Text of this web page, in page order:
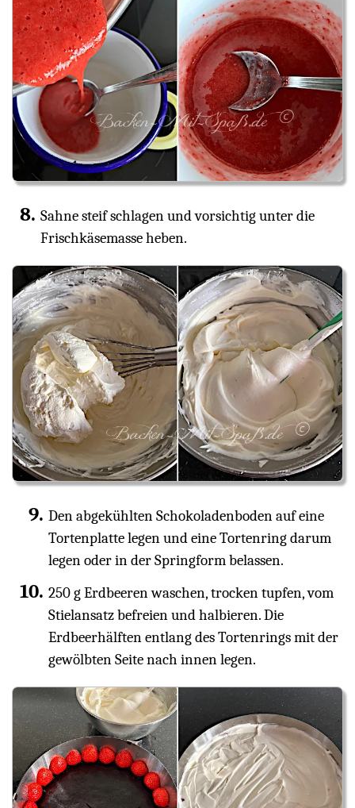
Sahne steif schlagen und vorsichtig unter die
Frischkäsemasse heben.
Den abgekühlten Schokoladenboden auf eine
Tortenplatte legen und eine Tortenring darum
legen oder in der Springform belassen.
250 g Erdbeeren waschen, trocken tupfen, vom
Stielansatz befreien und halbieren. Die
Erdbeerhälften entlang des Tortenrings mit der
gewölbten Seite nach innen legen.